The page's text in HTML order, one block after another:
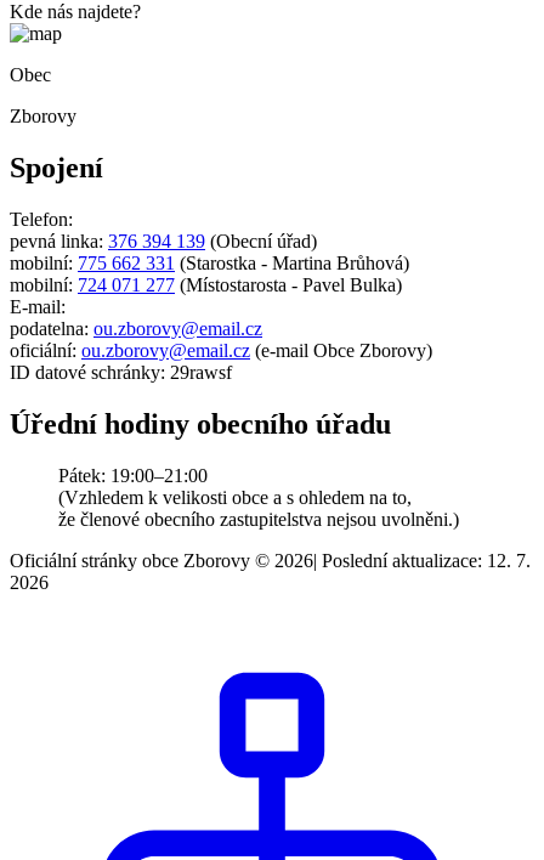
Kde nás najdete?
Obec
Zborovy
Spojení
Telefon:
pevná linka: 376 394 139 (Obecní úřad)
mobilní: 775 662 331 (Starostka - Martina Brůhová)
mobilní: 724 071 277 (Místostarosta - Pavel Bulka)
E-mail:
podatelna: ou.zborovy@email.cz
oficiální: ou.zborovy@email.cz (e-mail Obce Zborovy)
ID datové schránky: 29rawsf
Úřední hodiny obecního úřadu
Pátek: 19:00–21:00
(Vzhledem k velikosti obce a s ohledem na to,
že členové obecního zastupitelstva nejsou uvolněni.)
Oficiální stránky obce Zborovy © 2026| Poslední aktualizace: 12. 7.
2026